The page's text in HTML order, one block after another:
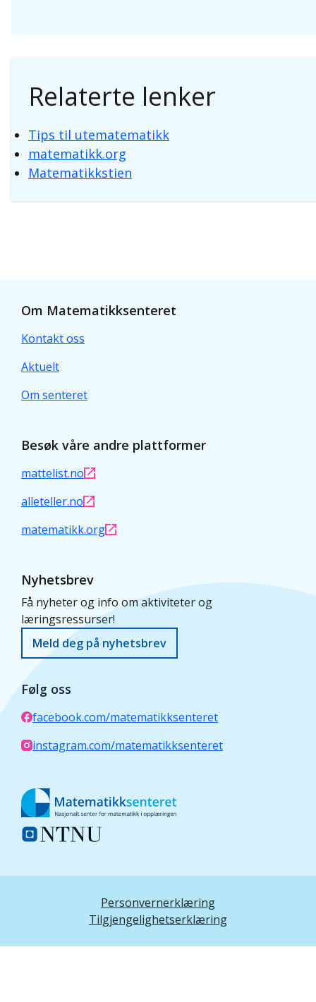
Relaterte lenker
Tips til utematematikk
matematikk.org
Matematikkstien
Om Matematikksenteret
Kontakt oss
Aktuelt
Om senteret
Besøk våre andre plattformer
mattelist.no
alleteller.no
matematikk.org
Nyhetsbrev
Få nyheter og info om aktiviteter og
læringsressurser!
Meld deg på nyhetsbrev
Følg oss
facebook.com/matematikksenteret
instagram.com/matematikksenteret
Personvernerklæring
Tilgjengelighetserklæring